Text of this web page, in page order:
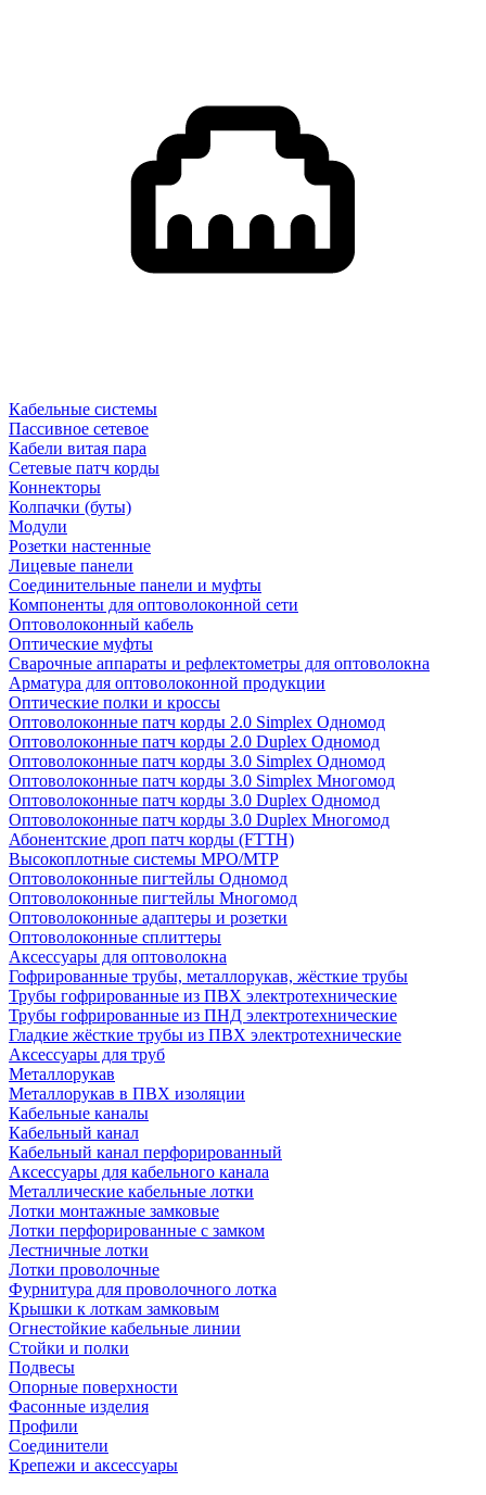
Кабельные системы
Пассивное сетевое
Кабели витая пара
Сетевые патч корды
Коннекторы
Колпачки (буты)
Модули
Розетки настенные
Лицевые панели
Соединительные панели и муфты
Компоненты для оптоволоконной сети
Оптоволоконный кабель
Оптические муфты
Сварочные аппараты и рефлектометры для оптоволокна
Арматура для оптоволоконной продукции
Оптические полки и кроссы
Оптоволоконные патч корды 2.0 Simplex Одномод
Оптоволоконные патч корды 2.0 Duplex Одномод
Оптоволоконные патч корды 3.0 Simplex Одномод
Оптоволоконные патч корды 3.0 Simplex Многомод
Оптоволоконные патч корды 3.0 Duplex Одномод
Оптоволоконные патч корды 3.0 Duplex Многомод
Абонентские дроп патч корды (FTTH)
Высокоплотные системы MPO/MTP
Оптоволоконные пигтейлы Одномод
Оптоволоконные пигтейлы Многомод
Оптоволоконные адаптеры и розетки
Оптоволоконные сплиттеры
Аксессуары для оптоволокна
Гофрированные трубы, металлорукав, жёсткие трубы
Трубы гофрированные из ПВХ электротехнические
Трубы гофрированные из ПНД электротехнические
Гладкие жёсткие трубы из ПВХ электротехнические
Аксессуары для труб
Металлорукав
Металлорукав в ПВХ изоляции
Кабельные каналы
Кабельный канал
Кабельный канал перфорированный
Аксессуары для кабельного канала
Металлические кабельные лотки
Лотки монтажные замковые
Лотки перфорированные с замком
Лестничные лотки
Лотки проволочные
Фурнитура для проволочного лотка
Крышки к лоткам замковым
Огнестойкие кабельные линии
Стойки и полки
Подвесы
Опорные поверхности
Фасонные изделия
Профили
Соединители
Крепежи и аксессуары